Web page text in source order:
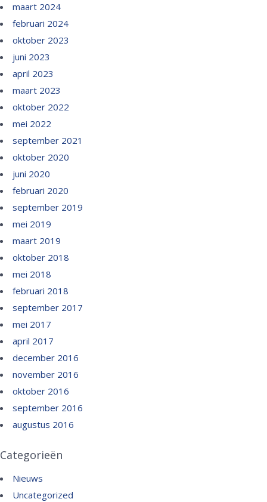
maart 2024
februari 2024
oktober 2023
juni 2023
april 2023
maart 2023
oktober 2022
mei 2022
september 2021
oktober 2020
juni 2020
februari 2020
september 2019
mei 2019
maart 2019
oktober 2018
mei 2018
februari 2018
september 2017
mei 2017
april 2017
december 2016
november 2016
oktober 2016
september 2016
augustus 2016
Categorieën
Nieuws
Uncategorized